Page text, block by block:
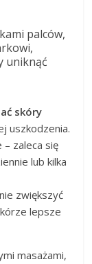
palców,
uniknąć
skóry
uszkodzenia.
zaleca się
lub kilka
zwiększyć
lepsze
masażami,